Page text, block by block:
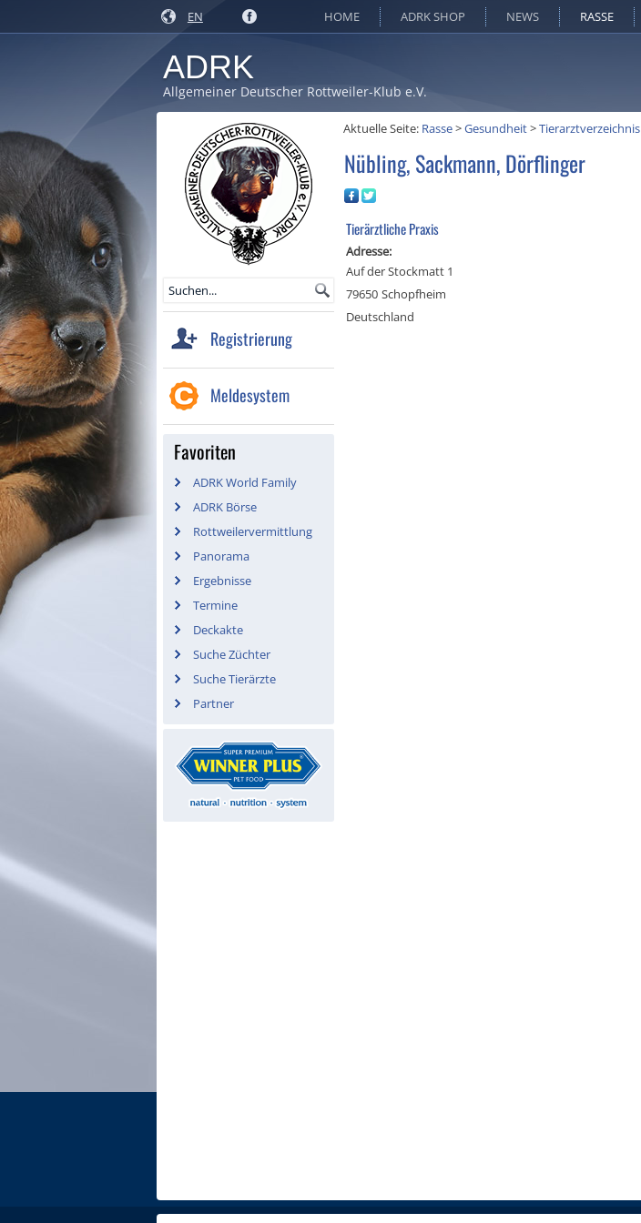
EN HOME ADRK SHOP NEWS RASSE
ADRK
Allgemeiner Deutscher Rottweiler-Klub e.V.
Registrierung
Meldesystem
Favoriten
ADRK World Family
ADRK Börse
Rottweilervermittlung
Panorama
Ergebnisse
Termine
Deckakte
Suche Züchter
Suche Tierärzte
Partner
Aktuelle Seite: Rasse>Gesundheit>Tierarztverzeichnis
Nübling, Sackmann, Dörflinger
Tierärztliche Praxis
Adresse:
Auf der Stockmatt 1
79650 Schopfheim
Deutschland